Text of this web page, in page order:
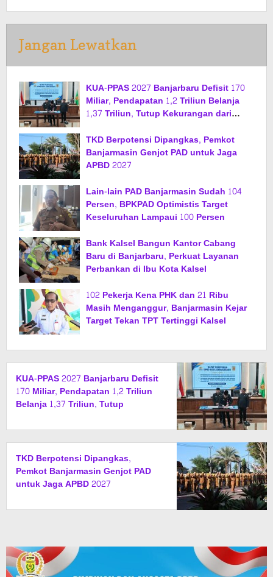
Jangan Lewatkan
KUA-PPAS 2027 Banjarbaru Defisit 170
Miliar, Pendapatan 1,2 Triliun Belanja
1,37 Triliun, Tutup Kekurangan dari
TKD Berpotensi Dipangkas, Pemkot
Banjarmasin Genjot PAD untuk Jaga
APBD 2027
Lain-lain PAD Banjarmasin Sudah 104
Persen, BPKPAD Optimistis Target
Keseluruhan Lampaui 100 Persen
Bank Kalsel Bangun Kantor Cabang
Baru di Banjarbaru, Perkuat Layanan
Perbankan di Ibu Kota Kalsel
102 Pekerja Kena PHK dan 21 Ribu
Masih Menganggur, Banjarmasin Kejar
Target Tekan TPT Tertinggi Kalsel
KUA-PPAS 2027 Banjarbaru Defisit
170 Miliar, Pendapatan 1,2 Triliun
Belanja 1,37 Triliun, Tutup
TKD Berpotensi Dipangkas,
Pemkot Banjarmasin Genjot PAD
untuk Jaga APBD 2027